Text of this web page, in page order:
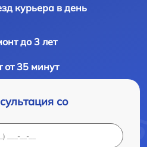
курьера в день
до 3 лет
35 минут
со